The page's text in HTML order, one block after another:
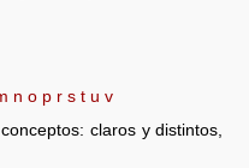
n o p r s t u v
claros y distintos,